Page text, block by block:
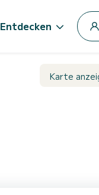
Entdecken
Karte